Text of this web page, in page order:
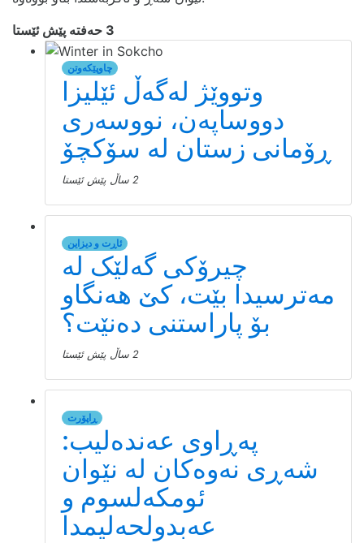
3 حەفتە پێش ئێستا
چاوپێکەوتن
وتووێژ لەگەڵ ئێلیزا
دووساپەن، نووسەری
ڕۆمانی زستان لە سۆکچۆ
2 ساڵ پێش ئێستا
ئاڕت و دیزاین
چیرۆکی گەلێک لە
مەترسیدا بێت، کێ هەنگاو
بۆ پاراستنی دەنێت؟
2 ساڵ پێش ئێستا
ڕاپۆرت
پەڕاوی عەندەلیب:
شەڕی نەوەکان لە نێوان
ئومکەلسوم و
عەبدولحەلیمدا